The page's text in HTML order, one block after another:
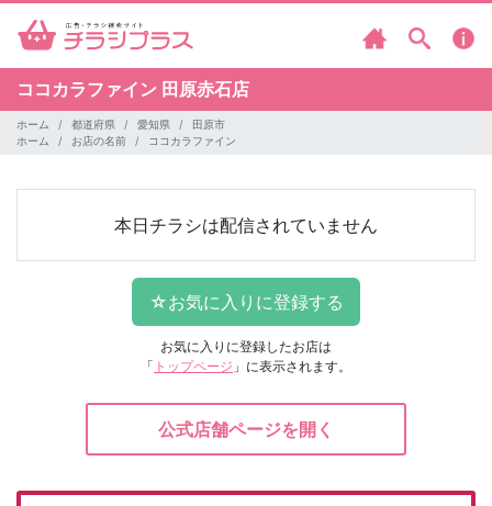
ココカラファイン 田原赤石店
ホーム 都道府県 愛知県
田原市
ホーム
お店の名前 ココカラファイン
本日チラシは配信されていません
お気に入りに登録したお店は
「 トップページ 」に表示されます。
公式店舗ページを開く